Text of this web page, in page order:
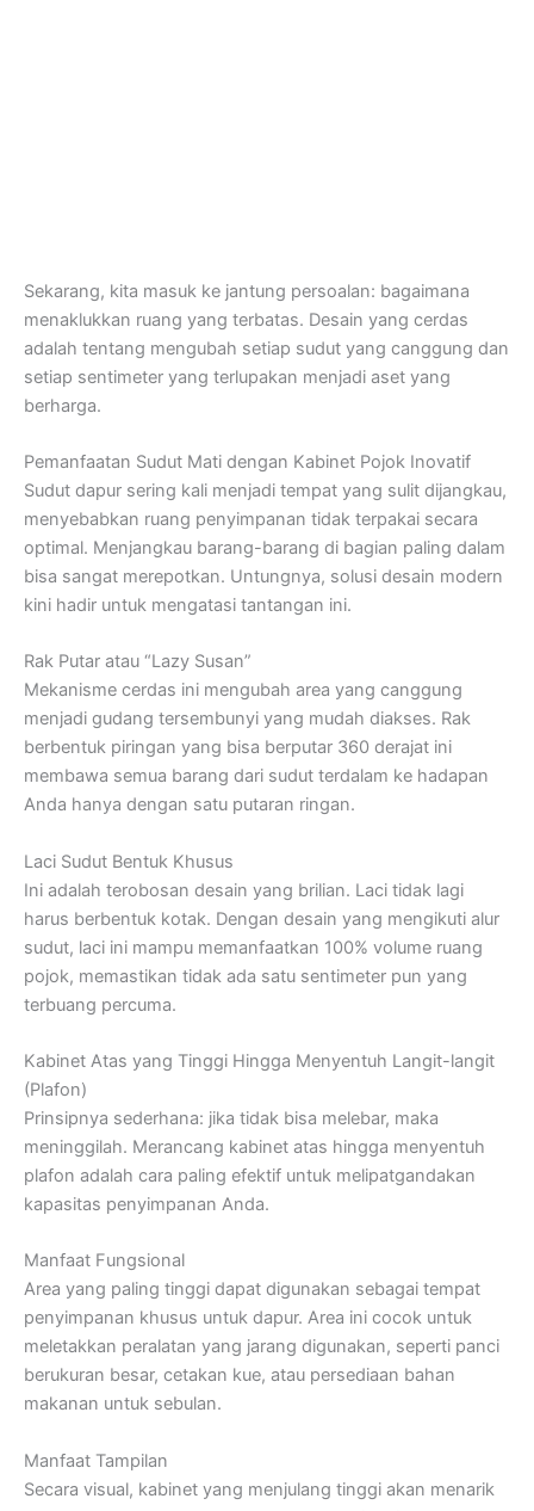
Sekarang, kita masuk ke jantung persoalan: bagaimana
menaklukkan ruang yang terbatas. Desain yang cerdas
adalah tentang mengubah setiap sudut yang canggung dan
setiap sentimeter yang terlupakan menjadi aset yang
berharga.
Pemanfaatan Sudut Mati dengan Kabinet Pojok Inovatif
Sudut dapur sering kali menjadi tempat yang sulit dijangkau,
menyebabkan ruang penyimpanan tidak terpakai secara
optimal. Menjangkau barang-barang di bagian paling dalam
bisa sangat merepotkan. Untungnya, solusi desain modern
kini hadir untuk mengatasi tantangan ini.
Rak Putar atau “Lazy Susan”
Mekanisme cerdas ini mengubah area yang canggung
menjadi gudang tersembunyi yang mudah diakses. Rak
berbentuk piringan yang bisa berputar 360 derajat ini
membawa semua barang dari sudut terdalam ke hadapan
Anda hanya dengan satu putaran ringan.
Laci Sudut Bentuk Khusus
Ini adalah terobosan desain yang brilian. Laci tidak lagi
harus berbentuk kotak. Dengan desain yang mengikuti alur
sudut, laci ini mampu memanfaatkan 100% volume ruang
pojok, memastikan tidak ada satu sentimeter pun yang
terbuang percuma.
Kabinet Atas yang Tinggi Hingga Menyentuh Langit-langit
(Plafon)
Prinsipnya sederhana: jika tidak bisa melebar, maka
meninggilah. Merancang kabinet atas hingga menyentuh
plafon adalah cara paling efektif untuk melipatgandakan
kapasitas penyimpanan Anda.
Manfaat Fungsional
Area yang paling tinggi dapat digunakan sebagai tempat
penyimpanan khusus untuk dapur. Area ini cocok untuk
meletakkan peralatan yang jarang digunakan, seperti panci
berukuran besar, cetakan kue, atau persediaan bahan
makanan untuk sebulan.
Manfaat Tampilan
Secara visual, kabinet yang menjulang tinggi akan menarik